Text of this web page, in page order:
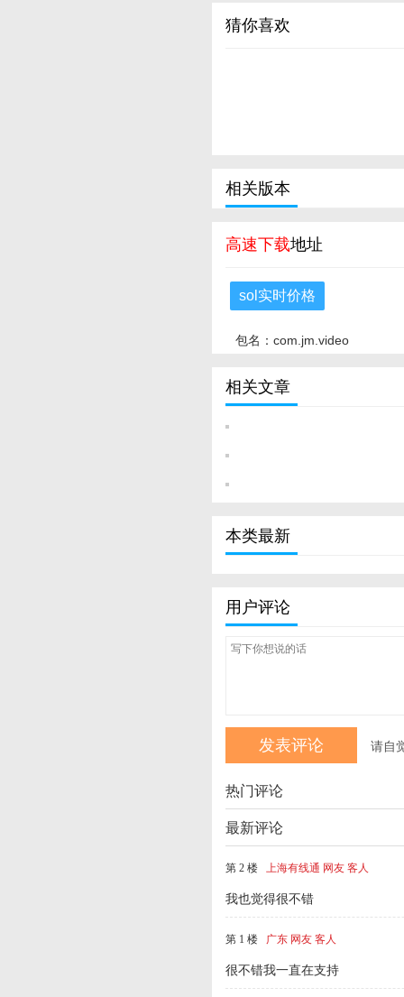
猜你喜欢
相关版本
高速下载地址
sol实时价格
包名：com.jm.video
相关文章
本类最新
用户评论
请自
热门评论
最新评论
第 2 楼 上海有线通 网友 客人
我也觉得很不错
第 1 楼 广东 网友 客人
很不错我一直在支持